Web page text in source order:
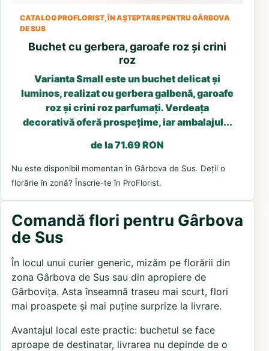
CATALOG PROFLORIST, ÎN AȘTEPTARE PENTRU GÂRBOVA
DE SUS
Buchet cu gerbera, garoafe roz și crini
roz
Varianta Small este un buchet delicat și
luminos, realizat cu gerbera galbenă, garoafe
roz și crini roz parfumați. Verdeața
decorativă oferă prospețime, iar ambalajul...
de la 71.69 RON
Nu este disponibil momentan în Gârbova de Sus. Deții o
florărie în zonă? Înscrie-te în ProFlorist.
Comandă flori pentru Gârbova
de Sus
În locul unui curier generic, mizăm pe florării din
zona Gârbova de Sus sau din apropiere de
Gârbovița. Asta înseamnă traseu mai scurt, flori
mai proaspete și mai puține surprize la livrare.
Avantajul local este practic: buchetul se face
aproape de destinatar, livrarea nu depinde de o